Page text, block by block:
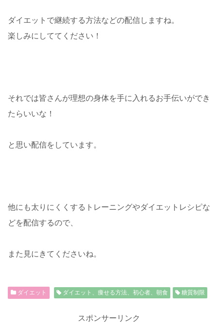
ダイエットで継続する方法などの配信しますね。
楽しみにしててください！
それでは皆さんが理想の身体を手に入れるお手伝いができ
たらいいな！
と思い配信をしています。
他にも太りにくくするトレーニングやダイエットレシピな
どを配信するので、
また見にきてくださいね。
ダイエット ダイエット、痩せる方法、初心者、朝食 糖質制限
スポンサーリンク